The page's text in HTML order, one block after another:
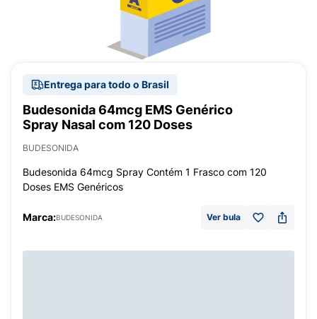
Entrega para todo o Brasil
Budesonida 64mcg EMS Genérico
Spray Nasal com 120 Doses
BUDESONIDA
Budesonida 64mcg Spray Contém 1 Frasco com 120
Doses EMS Genéricos
Marca:BUDESONIDA Ver bula